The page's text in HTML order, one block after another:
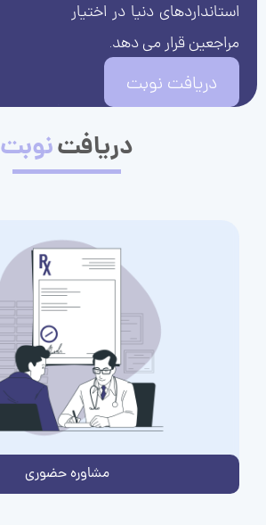
استانداردهای دنیا در اختیار
مراجعین قرار می دهد.
دریافت نوبت
دریافتنوبت
مشاوره حضوری